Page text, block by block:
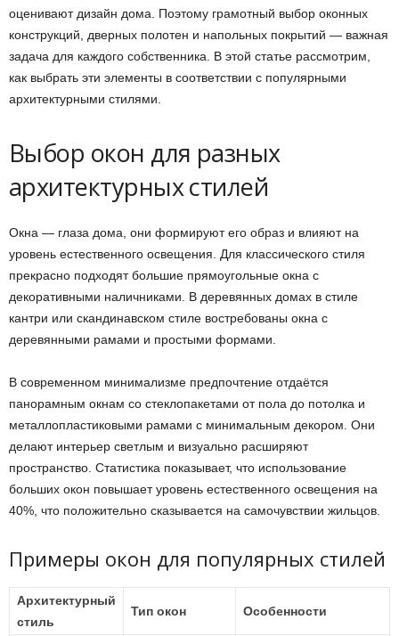
оценивают дизайн дома. Поэтому грамотный выбор оконных
конструкций, дверных полотен и напольных покрытий — важная
задача для каждого собственника. В этой статье рассмотрим,
как выбрать эти элементы в соответствии с популярными
архитектурными стилями.
Выбор окон для разных
архитектурных стилей
Окна — глаза дома, они формируют его образ и влияют на
уровень естественного освещения. Для классического стиля
прекрасно подходят большие прямоугольные окна с
декоративными наличниками. В деревянных домах в стиле
кантри или скандинавском стиле востребованы окна с
деревянными рамами и простыми формами.
В современном минимализме предпочтение отдаётся
панорамным окнам со стеклопакетами от пола до потолка и
металлопластиковыми рамами с минимальным декором. Они
делают интерьер светлым и визуально расширяют
пространство. Статистика показывает, что использование
больших окон повышает уровень естественного освещения на
40%, что положительно сказывается на самочувствии жильцов.
Примеры окон для популярных стилей
Архитектурный
стиль
Тип окон Особенности